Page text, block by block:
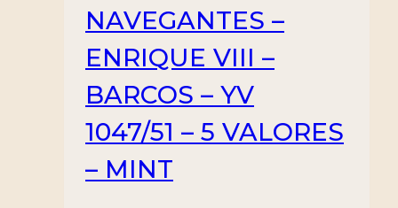
NAVEGANTES –
ENRIQUE VIII –
BARCOS – YV
1047/51 – 5 VALORES
– MINT